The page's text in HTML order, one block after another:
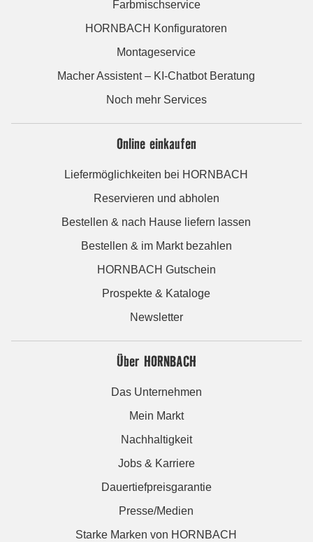
Farbmischservice
HORNBACH Konfiguratoren
Montageservice
Macher Assistent – KI-Chatbot Beratung
Noch mehr Services
Online einkaufen
Liefermöglichkeiten bei HORNBACH
Reservieren und abholen
Bestellen & nach Hause liefern lassen
Bestellen & im Markt bezahlen
HORNBACH Gutschein
Prospekte & Kataloge
Newsletter
Über HORNBACH
Das Unternehmen
Mein Markt
Nachhaltigkeit
Jobs & Karriere
Dauertiefpreisgarantie
Presse/Medien
Starke Marken von HORNBACH